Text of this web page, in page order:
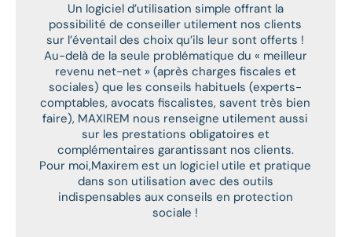
Un logiciel d’utilisation simple offrant la
possibilité de conseiller utilement nos clients
sur l’éventail des choix qu’ils leur sont offerts !
Au-delà de la seule problématique du « meilleur
revenu net-net » (après charges fiscales et
sociales) que les conseils habituels (experts-
comptables, avocats fiscalistes, savent très bien
faire), MAXIREM nous renseigne utilement aussi
sur les prestations obligatoires et
complémentaires garantissant nos clients.
Pour moi,Maxirem est un logiciel utile et pratique
dans son utilisation avec des outils
indispensables aux conseils en protection
sociale !